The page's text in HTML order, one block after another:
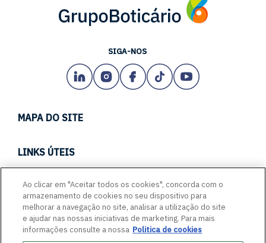
SIGA-NOS
ACESSIBILIDADE
QUEM SOMOS
MAPA DO SITE
CARREIRAS
EMPREENDA CONOSCO
FALE COM A GENTE
LINKS ÚTEIS
PORTAL DE FORNECEDORES
GLASSDOOR
Ao clicar em "Aceitar todos os cookies", concorda com o
armazenamento de cookies no seu dispositivo para
melhorar a navegação no site, analisar a utilização do site
e ajudar nas nossas iniciativas de marketing. Para mais
informações consulte a nossa Politica de cookies